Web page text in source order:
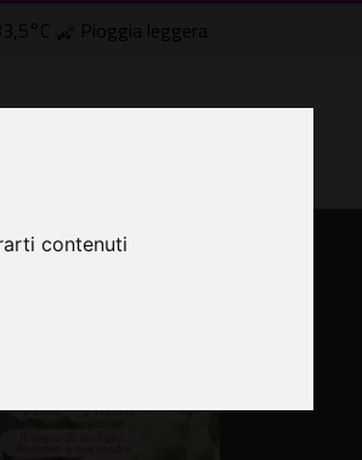
contenuti
Pioggia leggera